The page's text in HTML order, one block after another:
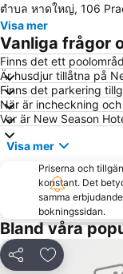
ตําบล หาดใหญ่, 106
Visa mer
Vanliga frågor
Finns det ett
Är husdjur tillåtna på
Finns det parkering
När är incheckning
Var är New Season
Visa mer
Priserna och
konstant. Det
samma
bokningssidan.
Bland våra
Dela Lägg till i